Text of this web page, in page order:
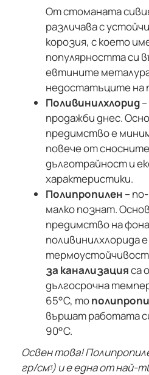
От стоманата
различава с
корозия, с което
популярността си
евтините
недостатъците на
Поливинилхлорид
продажби днес.
предимство е
повече от
дълготрайност и
характеристики.
Полипропилен –
малко познат.
предимство на
поливинилхлорида
термоустойчивост
за канализацияса
дългосрочна
65°С, то
вършат работата
90°С.
Освен това!
гр/смᶾ) и е една от най-